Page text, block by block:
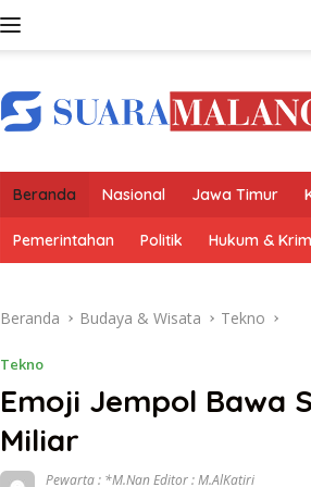
Beranda Nasional Jawa Timur
Pemerintahan Politik Hukum &
Beranda Budaya & Wisata Tekno
Tekno
Emoji Jempol Bawa
Miliar
Pewarta : *M.Nan Editor : M.AlKatiri